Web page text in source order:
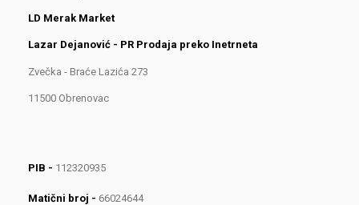
LD Merak Market
Lazar Dejanović - PR Prodaja preko Inetrneta
Zvečka - Braće Lazića 273
11500 Obrenovac
PIB - 112320935
Matični broj - 66024644